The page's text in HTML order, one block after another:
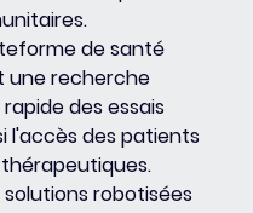
de santé
une recherche
des essais
l'accès des patients
robotisées